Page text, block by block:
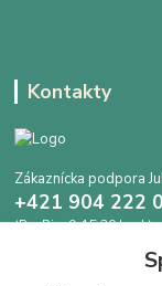
Kontakty
Zákaznícka podpora
+421 904 222
(Po-Pia, 9-15.30 hod.)
info@juhokov.sk